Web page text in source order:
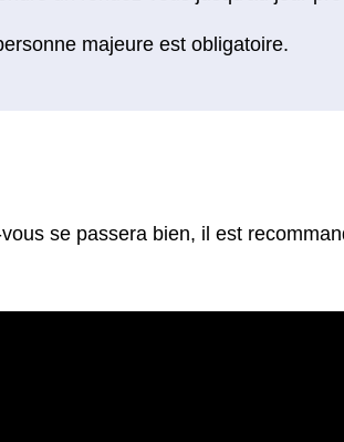
se passera bien, il est